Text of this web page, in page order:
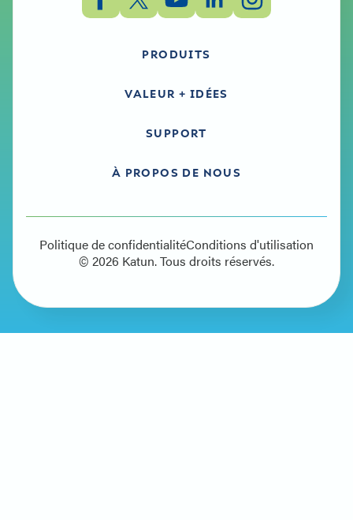
PRODUITS
VALEUR + IDÉES
SUPPORT
À PROPOS DE NOUS
© 2026 Katun. Tous droits réservés.
Politique de confidentialitéConditions d'utilisation